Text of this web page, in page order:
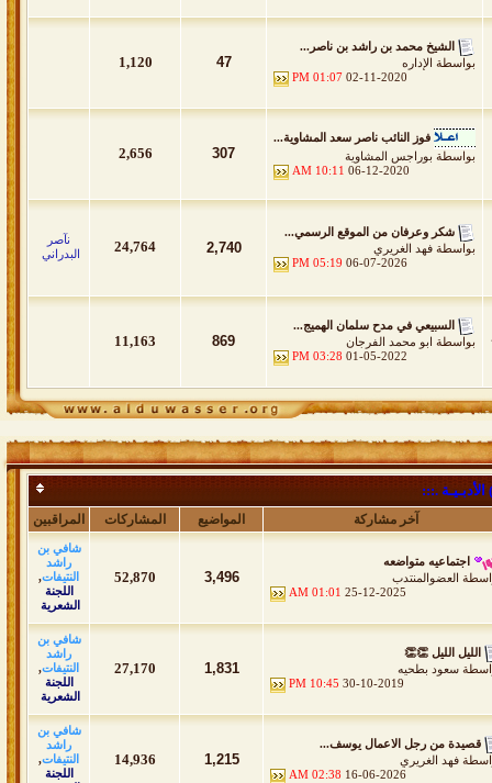
الشيخ محمد بن راشد بن ناصر...
بواسطة الإداره
02-11-2020
01:07 PM
47
1,120
فوز النائب ناصر سعد المشاوية...
بواسطة بوراجس المشاوية
06-12-2020
10:11 AM
307
2,656
شكر وعرفان من الموقع الرسمي...
بواسطة فهد الغريري
06-07-2026
05:19 PM
2,740
24,764
نآصر
البدراني
السبيعي في مدح سلمان الهميج...
بواسطة ابو محمد الفرجان
01-05-2022
03:28 PM
869
11,163
.:::
آخر مشاركة المواضيع المشاركات المراقبين
اجتماعيه متواضعه
العضوالمنتدب
25-12-2025
01:01 AM
3,496
52,870
شافي بن
راشد
النتيفات,
اللجنة
الشعرية
الليل الليل 👏👏
سعود بطحيه
30-10-2019
10:45 PM
1,831
27,170
شافي بن
راشد
النتيفات,
اللجنة
الشعرية
قصيدة من رجل الاعمال يوسف...
فهد الغريري
16-06-2026
02:38 AM
1,215
14,936
شافي بن
راشد
النتيفات,
اللجنة